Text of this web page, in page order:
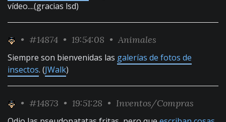
vídeo....(gracias lsd)
• #14874 • 19:54:08 • Animales
Siempre son bienvenidas las galerías de fotos de
insectos. (JWalk)
• #14873 • 19:51:28 • Inventos/Compras